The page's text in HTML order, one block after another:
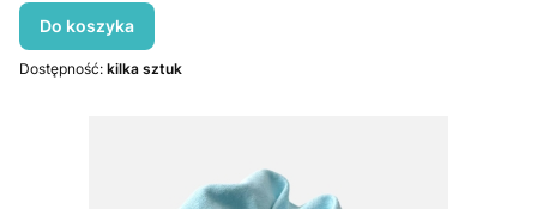
Do koszyka
Dostępność: kilka sztuk